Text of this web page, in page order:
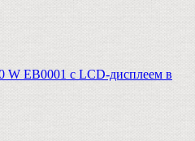
W EB0001 с LCD-дисплеем в